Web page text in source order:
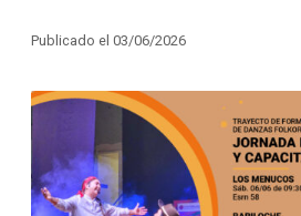
Publicado el 03/06/2026